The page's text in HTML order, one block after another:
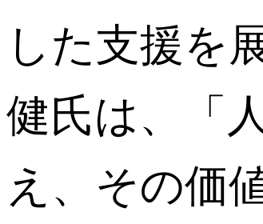
した支援を
健氏は、「
え、その価